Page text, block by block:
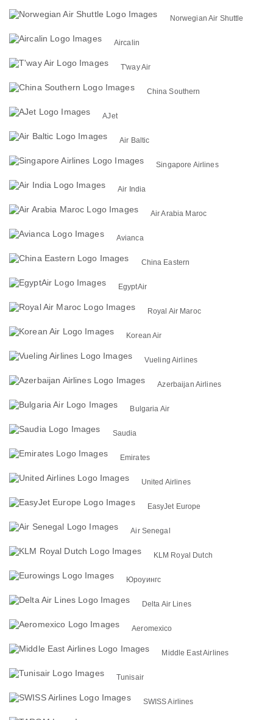
Norwegian Air Shuttle
Aircalin
T'way Air
China Southern
AJet
Air Baltic
Singapore Airlines
Air India
Air Arabia Maroc
Avianca
China Eastern
EgyptAir
Royal Air Maroc
Korean Air
Vueling Airlines
Azerbaijan Airlines
Bulgaria Air
Saudia
Emirates
United Airlines
EasyJet Europe
Air Senegal
KLM Royal Dutch
Юроуингс
Delta Air Lines
Aeromexico
Middle East Airlines
Tunisair
SWISS Airlines